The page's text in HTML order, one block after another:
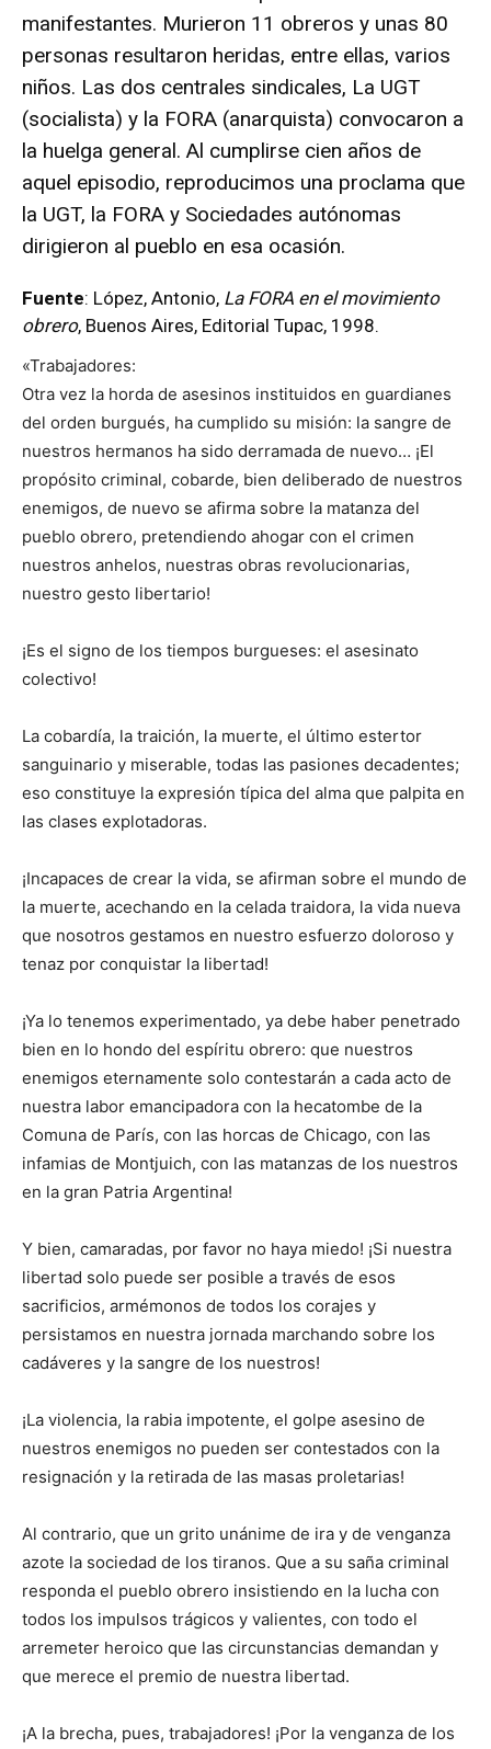
manifestantes. Murieron 11 obreros y unas 80
personas resultaron heridas, entre ellas, varios
niños. Las dos centrales sindicales, La UGT
(socialista) y la FORA (anarquista) convocaron a
la huelga general. Al cumplirse cien años de
aquel episodio, reproducimos una proclama que
la UGT, la FORA y Sociedades autónomas
dirigieron al pueblo en esa ocasión.
Fuente: López, Antonio, La FORA en el movimiento
obrero, Buenos Aires, Editorial Tupac, 1998.
«Trabajadores:
Otra vez la horda de asesinos instituidos en guardianes
del orden burgués, ha cumplido su misión: la sangre de
nuestros hermanos ha sido derramada de nuevo… ¡El
propósito criminal, cobarde, bien deliberado de nuestros
enemigos, de nuevo se afirma sobre la matanza del
pueblo obrero, pretendiendo ahogar con el crimen
nuestros anhelos, nuestras obras revolucionarias,
nuestro gesto libertario!
¡Es el signo de los tiempos burgueses: el asesinato
colectivo!
La cobardía, la traición, la muerte, el último estertor
sanguinario y miserable, todas las pasiones decadentes;
eso constituye la expresión típica del alma que palpita en
las clases explotadoras.
¡Incapaces de crear la vida, se afirman sobre el mundo de
la muerte, acechando en la celada traidora, la vida nueva
que nosotros gestamos en nuestro esfuerzo doloroso y
tenaz por conquistar la libertad!
¡Ya lo tenemos experimentado, ya debe haber penetrado
bien en lo hondo del espíritu obrero: que nuestros
enemigos eternamente solo contestarán a cada acto de
nuestra labor emancipadora con la hecatombe de la
Comuna de París, con las horcas de Chicago, con las
infamias de Montjuich, con las matanzas de los nuestros
en la gran Patria Argentina!
Y bien, camaradas, por favor no haya miedo! ¡Si nuestra
libertad solo puede ser posible a través de esos
sacrificios, armémonos de todos los corajes y
persistamos en nuestra jornada marchando sobre los
cadáveres y la sangre de los nuestros!
¡La violencia, la rabia impotente, el golpe asesino de
nuestros enemigos no pueden ser contestados con la
resignación y la retirada de las masas proletarias!
Al contrario, que un grito unánime de ira y de venganza
azote la sociedad de los tiranos. Que a su saña criminal
responda el pueblo obrero insistiendo en la lucha con
todos los impulsos trágicos y valientes, con todo el
arremeter heroico que las circunstancias demandan y
que merece el premio de nuestra libertad.
¡A la brecha, pues, trabajadores! ¡Por la venganza de los